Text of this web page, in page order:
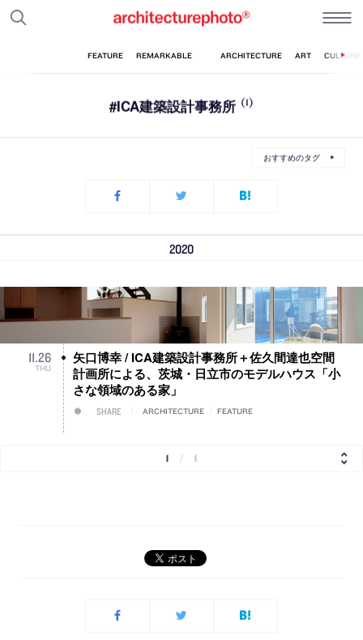
#ICA建築設計事務所 (1)
おすすめのタグ
2020
11.26
THU
矢口博幸 / ICA建築設計事務所＋佐久間達也空間
計画所による、茨城・日立市のモデルハウス「小
さな領域のある家」
SHARE ARCHITECTURE FEATURE
1 1